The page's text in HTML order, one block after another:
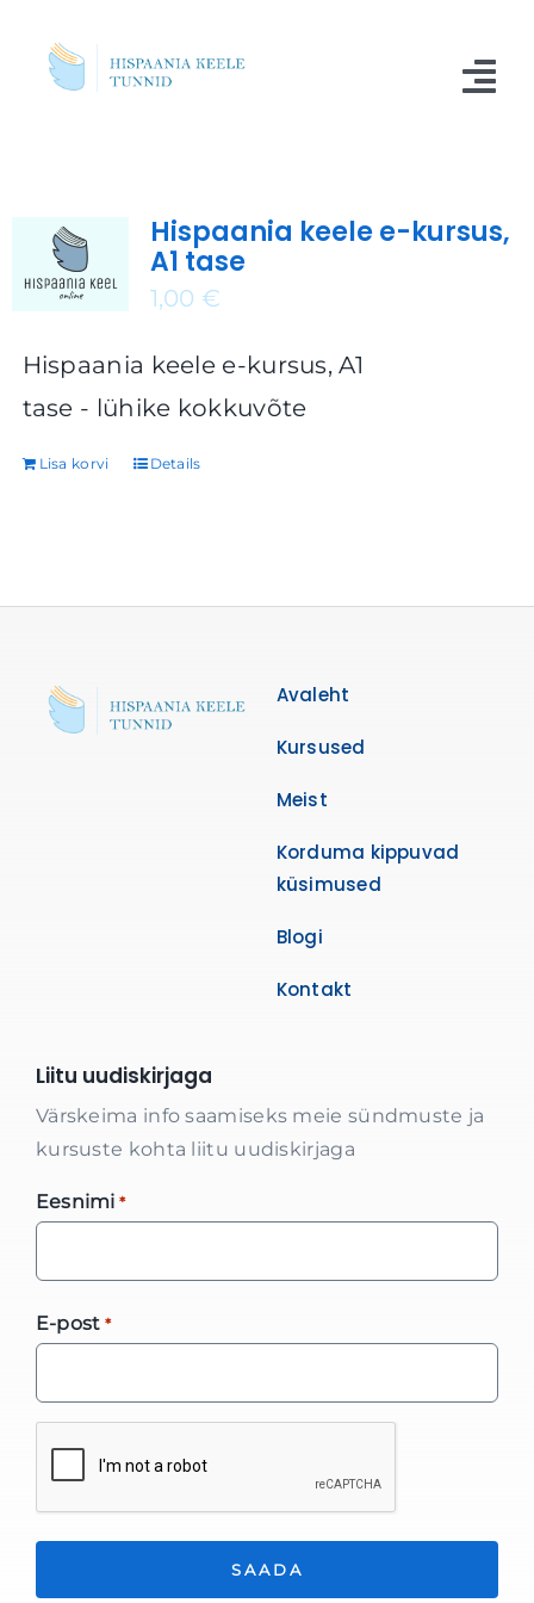
Blogi
Hispaania keele e-kursus,
A1 tase
1,00 €
Hispaania keele e-kursus, A1
tase - lühike kokkuvõte
Lisa korvi Details
Avaleht
Kursused
Meist
Korduma kippuvad
küsimused
Blogi
Kontakt
Liitu uudiskirjaga
Värskeima info saamiseks meie sündmuste ja
kursuste kohta liitu uudiskirjaga
Eesnimi *
E-post *